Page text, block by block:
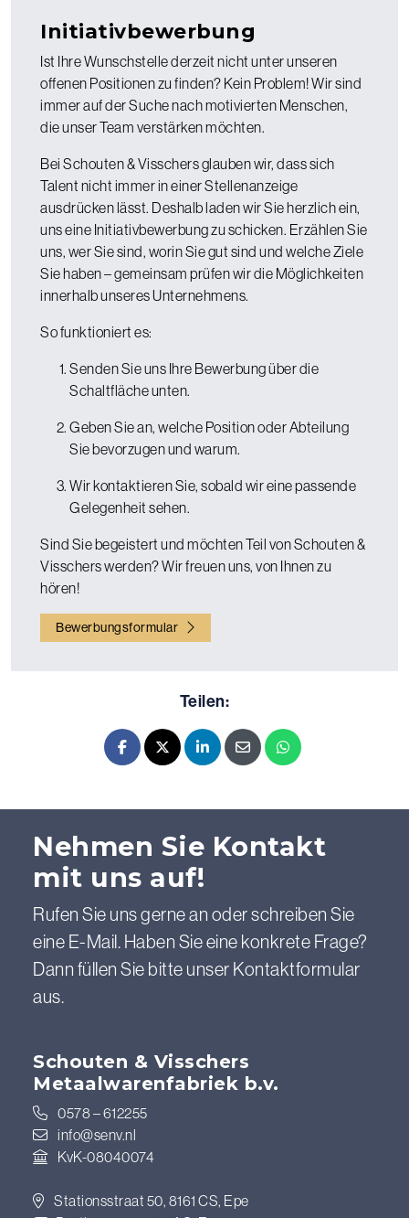
Initiativbewerbung
Ist Ihre Wunschstelle derzeit nicht unter unseren
offenen Positionen zu finden? Kein Problem! Wir sind
immer auf der Suche nach motivierten Menschen,
die unser Team verstärken möchten.
Bei Schouten & Visschers glauben wir, dass sich
Talent nicht immer in einer Stellenanzeige
ausdrücken lässt. Deshalb laden wir Sie herzlich ein,
uns eine Initiativbewerbung zu schicken. Erzählen Sie
uns, wer Sie sind, worin Sie gut sind und welche Ziele
Sie haben – gemeinsam prüfen wir die Möglichkeiten
innerhalb unseres Unternehmens.
So funktioniert es:
Senden Sie uns Ihre Bewerbung über die
Schaltfläche unten.
Geben Sie an, welche Position oder Abteilung
Sie bevorzugen und warum.
Wir kontaktieren Sie, sobald wir eine passende
Gelegenheit sehen.
Sind Sie begeistert und möchten Teil von Schouten &
Visschers werden? Wir freuen uns, von Ihnen zu
hören!
Bewerbungsformular
Teilen:
FacebookX - TwitterLinkedInE-mailWhatsapp
Nehmen Sie Kontakt
mit uns auf!
Rufen Sie uns gerne an oder schreiben Sie
eine E-Mail. Haben Sie eine konkrete Frage?
Dann füllen Sie bitte unser Kontaktformular
aus.
Schouten & Visschers
Metaalwarenfabriek b.v.
0578 – 612255
info@senv.nl
KvK-08040074
Stationsstraat 50, 8161 CS, Epe